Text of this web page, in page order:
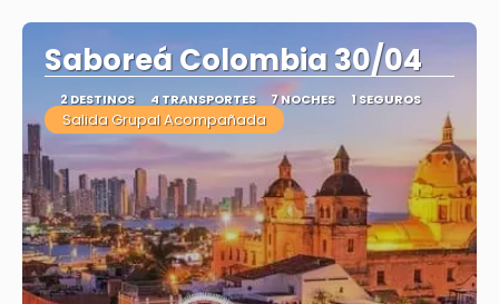
Saboreá Colombia 30/04
2 DESTINOS 4 TRANSPORTES 7 NOCHES 1 SEGUROS
Salida Grupal Acompañada